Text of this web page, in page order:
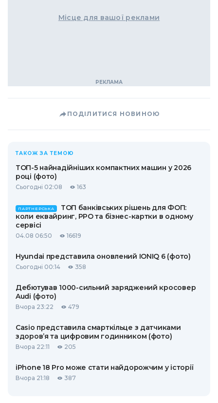
Місце для вашої реклами
ПОДІЛИТИСЯ НОВИНОЮ
ТАКОЖ ЗА ТЕМОЮ
ТОП-5 найнадійніших компактних машин у 2026
році (фото)
Сьогодні 02:08 163
ПАРТНЕРСЬКА
ТОП банківських рішень для ФОП:
коли еквайринг, РРО та бізнес-картки в одному
сервісі
04.08 06:50 16619
Hyundai представила оновлений IONIQ 6 (фото)
Сьогодні 00:14 358
Дебютував 1000-сильний заряджений кросовер
Audi (фото)
Вчора 23:22 479
Casio представила смарткільце з датчиками
здоров’я та цифровим годинником (фото)
Вчора 22:11 205
iPhone 18 Pro може стати найдорожчим у історії
Вчора 21:18 387